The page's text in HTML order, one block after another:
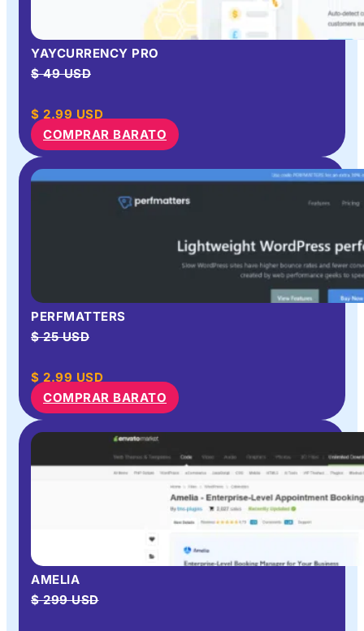
YAYCURRENCY PRO
$ 49 USD
$ 2.99 USD
COMPRAR BARATO
PERFMATTERS
$ 25 USD
$ 2.99 USD
COMPRAR BARATO
AMELIA
$ 299 USD